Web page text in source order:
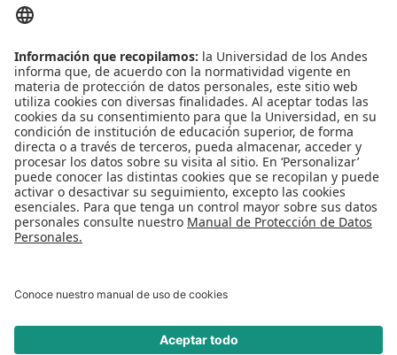
Convivencia y transparencia
Emergencias: Extensión 0000
Eventos destacados
Mapa del Sitio
Multimedia
Noticias
Preguntas frecuentes